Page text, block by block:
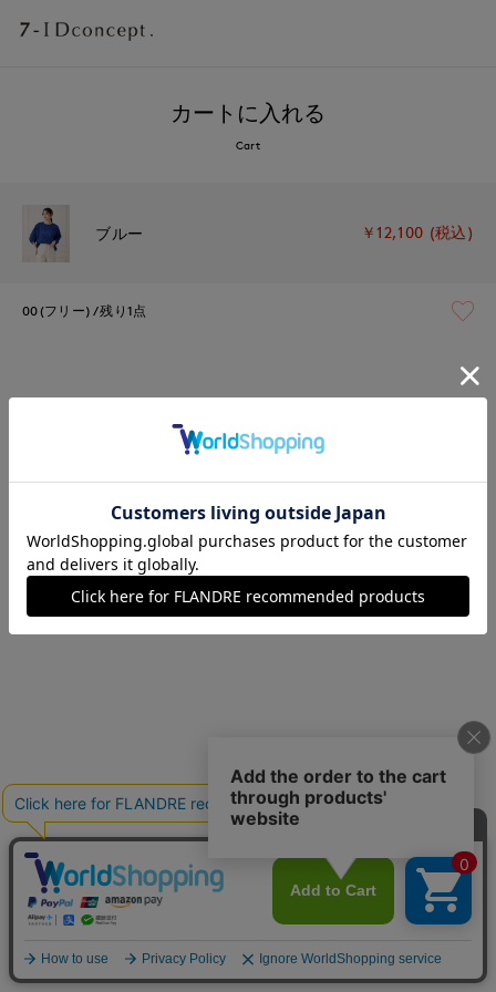
カートに入れる
Cart
ブルー ￥12,100 (税込)
00(フリー) 残り1点